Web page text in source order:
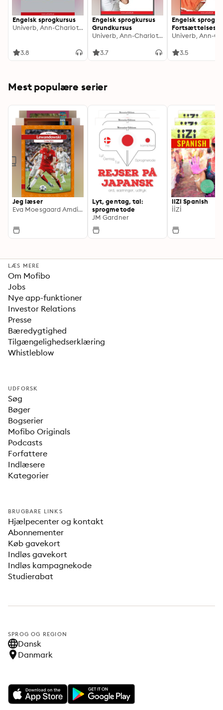
Engelsk sprogkursus
Univerb, Ann-Charlotte Wennerholm
3.8
Engelsk sprogkursus
Grundkursus
Univerb, Ann-Charlotte Wennerholm
3.7
Engelsk
3.5
Mest populære serier
Jeg læser
Eva Moesgaard Amdisen
Lyt, gentag, tal:
sprogmetode
JM Gardner
IIZI Spanish
İİZİ
LÆS MERE
Om Mofibo
Jobs
Nye app-funktioner
Investor Relations
Presse
Bæredygtighed
Tilgængelighedserklæring
Whistleblow
UDFORSK
Søg
Bøger
Bogserier
Mofibo Originals
Podcasts
Forfattere
Indlæsere
Kategorier
BRUGBARE LINKS
Hjælpecenter og kontakt
Abonnementer
Køb gavekort
Indløs gavekort
Indløs kampagnekode
Studierabat
SPROG OG REGION
Dansk
Danmark